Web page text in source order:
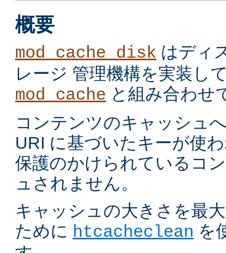
概要
mod_cache_disk はディ
レージ 管理機構を実装し
mod_cache と組み合わせ
コンテンツのキャッシュ
URI に基づいたキーが使
保護のかけられているコ
ュされません。
キャッシュの大きさを最
ために htcacheclean を